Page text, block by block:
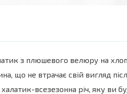
з плюшевого велюру на
що не втрачає свій вигляд
всезезонна річ, яку ви